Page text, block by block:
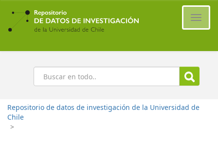
Ir
contenido
principal
Buscar
Repositorio de datos de investigación de la Universidad de
Chile
>